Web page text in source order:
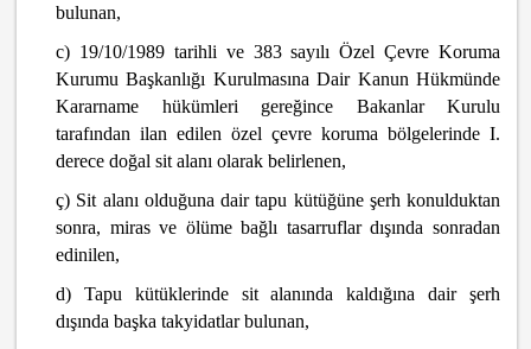
bulunan,
c) 19/10/1989 tarihli ve 383 sayılı Özel Çevre Koruma
Kurumu Başkanlığı Kurulmasına Dair Kanun Hükmünde
Kararname hükümleri gereğince Bakanlar Kurulu
tarafından ilan edilen özel çevre koruma bölgelerinde I.
derece doğal sit alanı olarak belirlenen,
ç) Sit alanı olduğuna dair tapu kütüğüne şerh konulduktan
sonra, miras ve ölüme bağlı tasarruflar dışında sonradan
edinilen,
d) Tapu kütüklerinde sit alanında kaldığına dair şerh
dışında başka takyidatlar bulunan,